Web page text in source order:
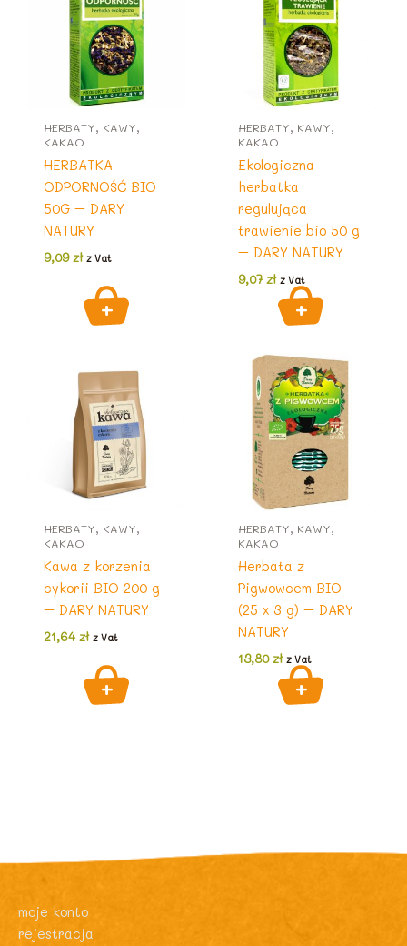
HERBATY, KAWY,
KAKAO
HERBATKA
ODPORNOŚĆ BIO
50G – DARY
NATURY
9,09zł z Vat
HERBATY, KAWY,
KAKAO
Ekologiczna
herbatka
regulująca
trawienie bio 50 g
– DARY NATURY
9,07zł z Vat
HERBATY, KAWY,
KAKAO
Kawa z korzenia
cykorii BIO 200 g
– DARY NATURY
21,64 zł z Vat
HERBATY, KAWY,
KAKAO
Herbata z
Pigwowcem BIO
(25 x 3 g) – DARY
NATURY
13,80zł z Vat
moje konto
rejestracja